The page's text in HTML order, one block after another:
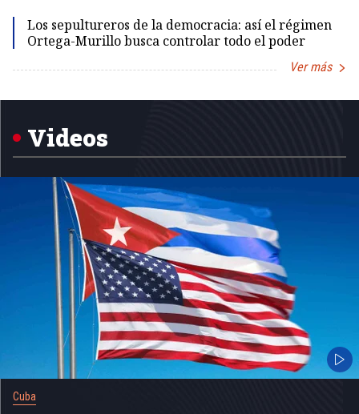
Los sepultureros de la democracia: así el régimen
Ortega-Murillo busca controlar todo el poder
Ver más
Videos
Cuba